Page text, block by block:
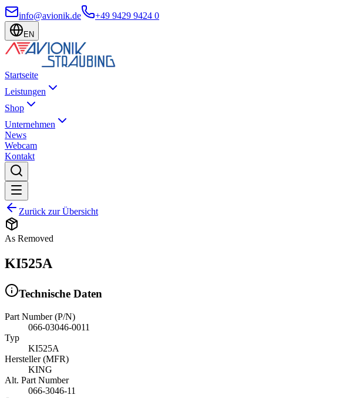
info@avionik.de +49 9429 9424 0
EN
Startseite
Leistungen
Shop
Unternehmen
News
Webcam
Kontakt
Zurück zur Übersicht
As Removed
KI525A
Technische Daten
Part Number (P/N)
066-03046-0011
Typ
KI525A
Hersteller (MFR)
KING
Alt. Part Number
066-3046-11